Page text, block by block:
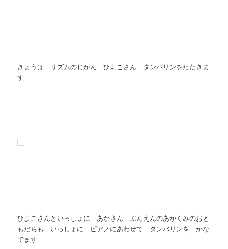
きょうは リズムのじかん ひよこさん タンバリンをたたきま
す
ひよこさんといっしょに あかさん ぶんえんのあかくみのおと
もだちも いっしょに ピアノにあわせて タンバリンを かな
でます